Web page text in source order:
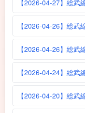
【2026-04-27】総武
【2026-04-26】総武
【2026-04-26】総武
【2026-04-24】総武
【2026-04-20】総武